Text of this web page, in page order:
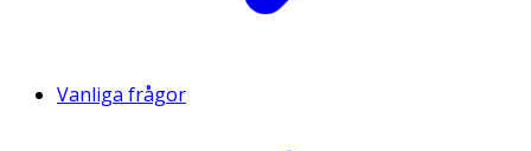
Vanliga frågor